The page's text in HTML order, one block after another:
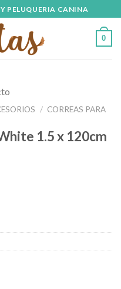
PELUQUERIA CANINA
0
/ CORREAS PARA
1.5 x 120cm